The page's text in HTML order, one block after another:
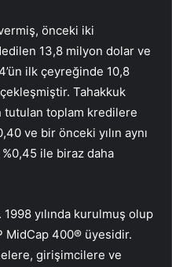
önceki iki
13,8 milyon dolar ve
ilk çeyreğinde 10,8
Tahakkuk
tutulan toplam kredilere
ve bir önceki yılın aynı
ile biraz daha
yılında kurulmuş olup
MidCap 400® üyesidir.
girişimcilere ve